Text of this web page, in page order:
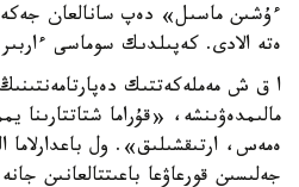
ءۇشىن ماسىل» دەپ سانالعان جەكە
ەتە الادى. كەپىلدىك سوماسى
ا ق ش مەملەكەتتىك
مالىمدەۋىنشە، «قۇراما شتاتتارىنا
ەمەس، ارتىقشىلىق». ول باعدارلاما
جەلىسىن قورعاۋعا باعىتتالعانىن